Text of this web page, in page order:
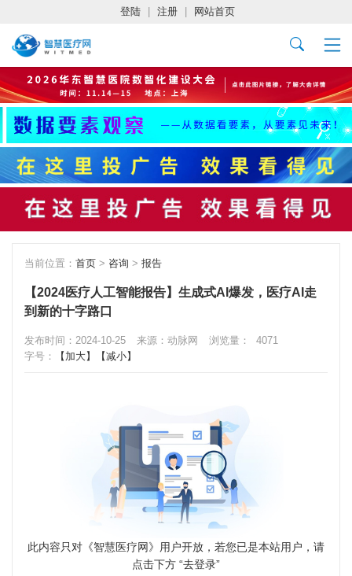
登陆 注册 网站首页
当前位置： 首页 > 咨询 > 报告
【2024医疗人工智能报告】生成式AI爆发，医疗AI走
到新的十字路口
发布时间：2024-10-25 来源：动脉网 浏览量：
4071
字号：
【加大】 【减小】
此内容只对《智慧医疗网》用户开放，若您已是本站用户，请
点击下方 “去登录”